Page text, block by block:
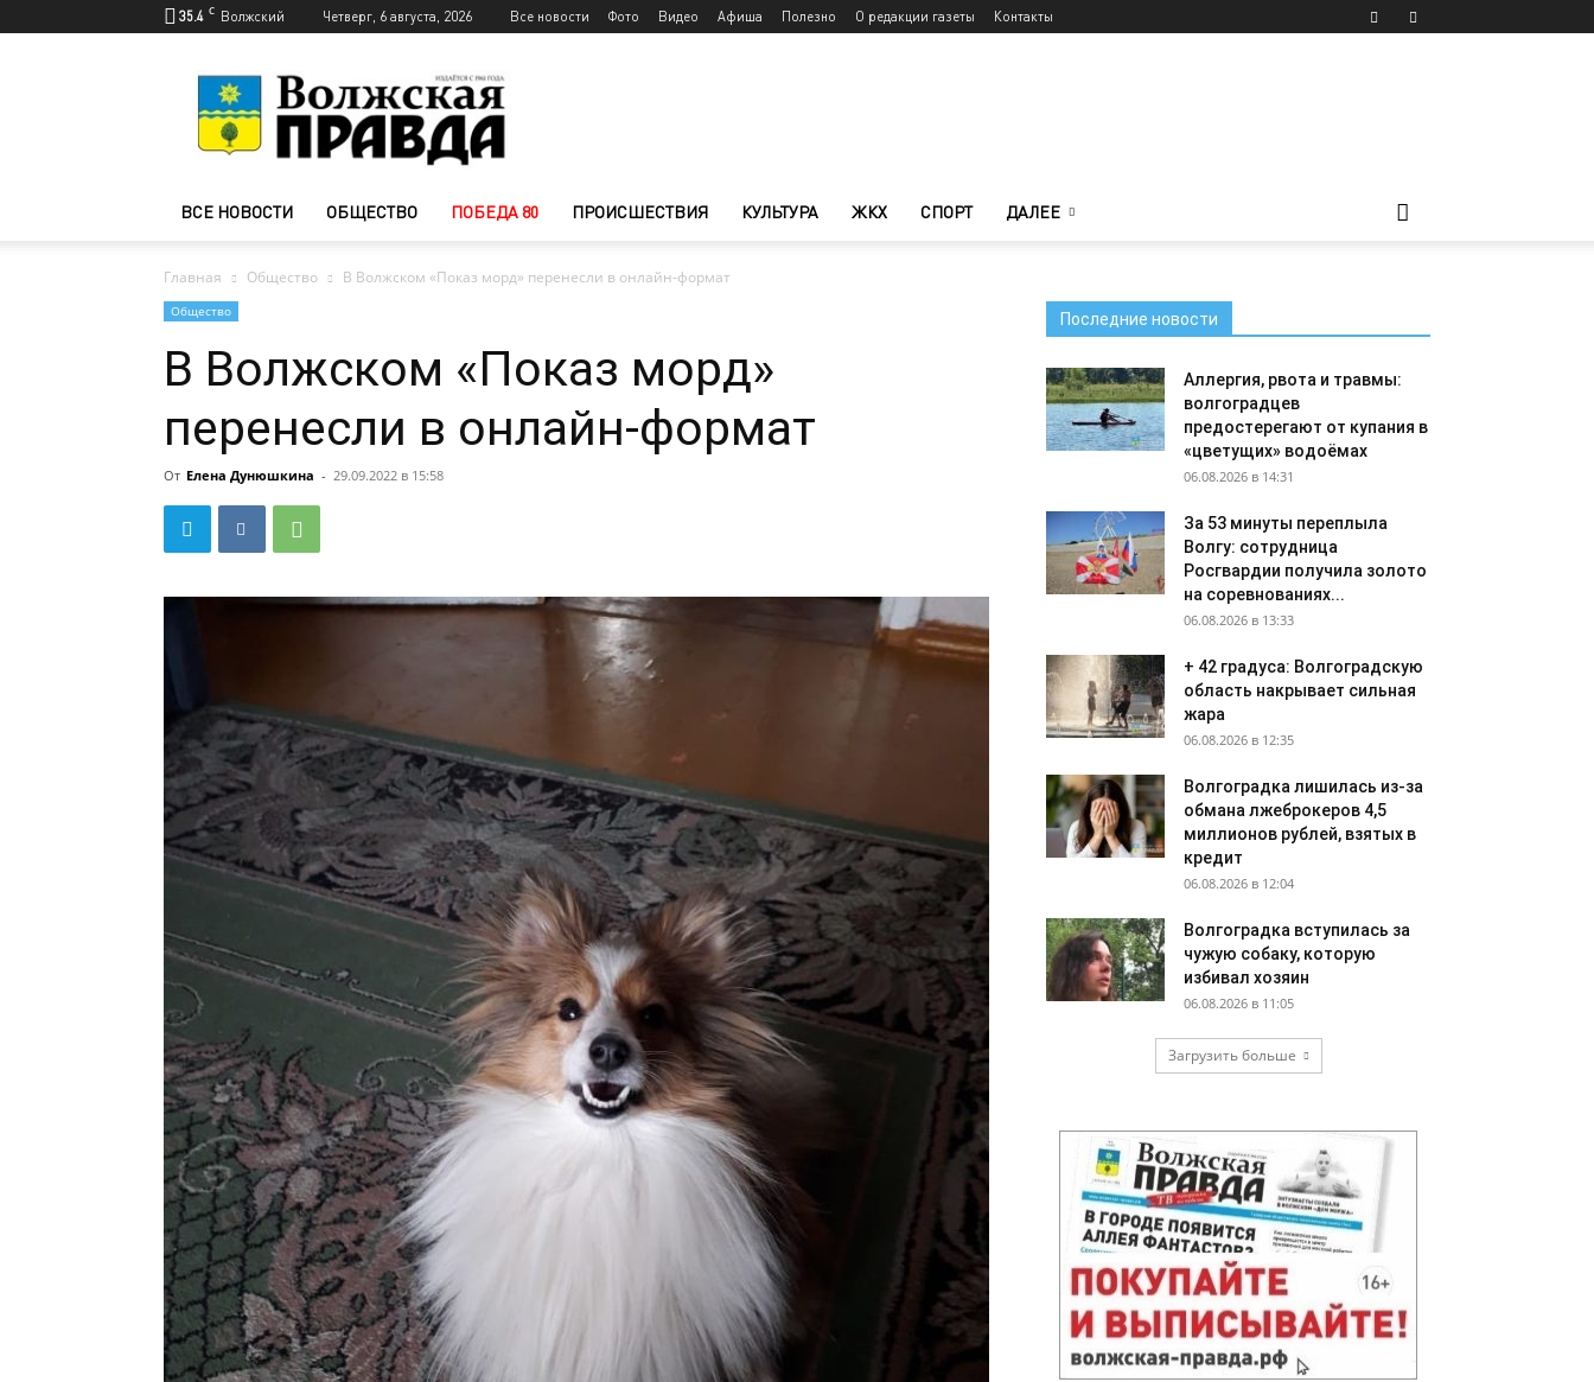
35.4 C Волжский Четверг, 6 августа, 2026 Все новости Фото Видео Афиша Полезно О редакции газеты Контакты
Волжского
—
Волжская
ВСЕ НОВОСТИ ОБЩЕСТВО ПОБЕДА 80 ПРОИСШЕСТВИЯ КУЛЬТУРА ЖКХ СПОРТ ДАЛЕЕ
Главная Общество В Волжском «Показ морд» перенесли в онлайн-формат
Общество
В Волжском «Показ морд»
перенесли в онлайн-формат
От Елена Дунюшкина - 29.09.2022 в 15:58
Последние новости
Аллергия, рвота и травмы:
волгоградцев
предостерегают от купания в
«цветущих» водоёмах
06.08.2026 в 14:31
За 53 минуты переплыла
Волгу: сотрудница
Росгвардии получила золото
на соревнованиях...
06.08.2026 в 13:33
+ 42 градуса: Волгоградскую
область накрывает сильная
жара
06.08.2026 в 12:35
Волгоградка лишилась из-за
обмана лжеброкеров 4,5
миллионов рублей, взятых в
кредит
06.08.2026 в 12:04
Волгоградка вступилась за
чужую собаку, которую
избивал хозяин
06.08.2026 в 11:05
Загрузить больше